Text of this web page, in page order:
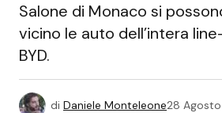
Salone di Monaco si
vicino le auto dell’intera
BYD.
di Daniele Monteleone28